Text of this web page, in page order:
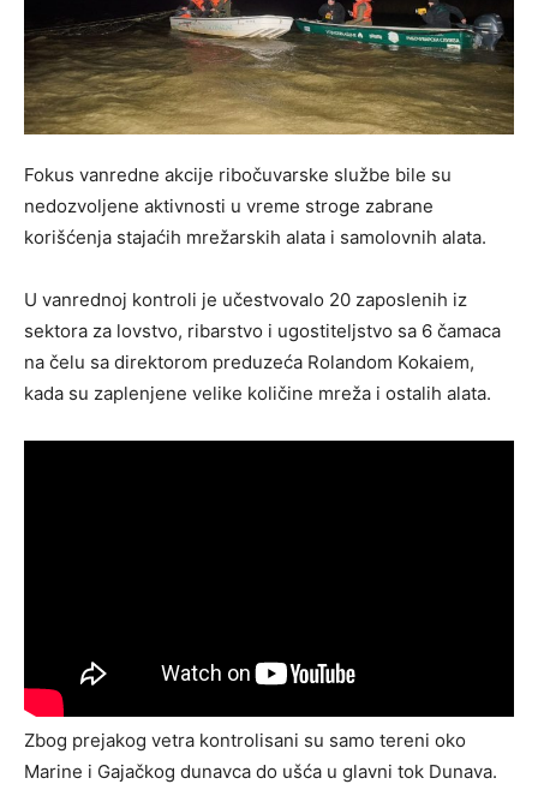
Fokus vanredne akcije ribočuvarske službe bile su
nedozvoljene aktivnosti u vreme stroge zabrane
korišćenja stajaćih mrežarskih alata i samolovnih alata.
U vanrednoj kontroli je učestvovalo 20 zaposlenih iz
sektora za lovstvo, ribarstvo i ugostiteljstvo sa 6 čamaca
na čelu sa direktorom preduzeća Rolandom Kokaiem,
kada su zaplenjene velike količine mreža i ostalih alata.
Zbog prejakog vetra kontrolisani su samo tereni oko
Мarine i Gajačkog dunavca do ušća u glavni tok Dunava.